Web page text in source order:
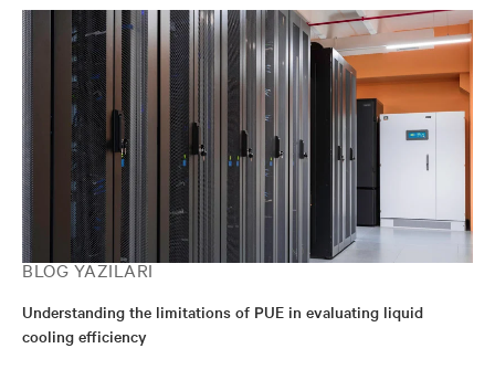
BLOG YAZILARI
Understanding the limitations of PUE in evaluating liquid
cooling efficiency